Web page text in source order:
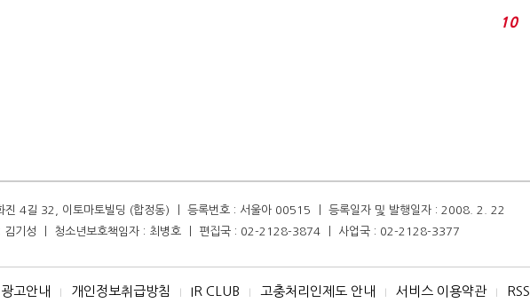
10
진 4길 32, 이토마토빌딩 (합정동) ㅣ 등록번호 : 서울아 00515 ㅣ 등록일자 및 발행일자 : 2008. 2. 22
김기성 ㅣ 청소년보호책임자 : 최병호 ㅣ 편집국 : 02-2128-3874 ㅣ 사업국 : 02-2128-3377
광고안내 I 개인정보취급방침 I IR CLUB I 고충처리인제도 안내 I 서비스 이용약관 I RSS